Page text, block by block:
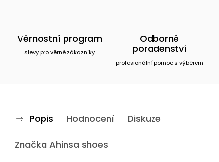
Věrnostní program
slevy pro věrné zákazníky
Odborné
poradenství
profesionální pomoc s výběrem
Popis Hodnocení Diskuze
Značka Ahinsa shoes